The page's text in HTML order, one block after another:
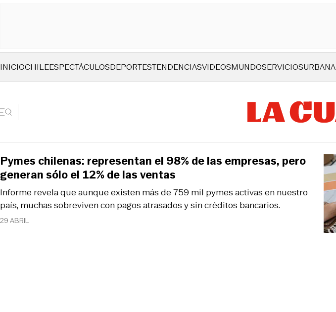
INICIOCHILEESPECTÁCULOSDEPORTESTENDENCIASVIDEOSMUNDOSERVICIOSURBANA
29 ABRIL
Informe revela que aunque existen más de 759 mil pymes activas en nuestro
país, muchas sobreviven con pagos atrasados y sin créditos bancarios.
Pymes chilenas: representan el 98% de las empresas, pero
generan sólo el 12% de las ventas